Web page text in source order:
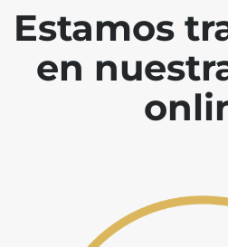
Estamos
en